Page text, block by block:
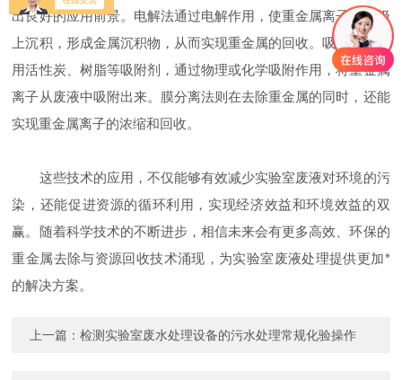
出良好的应用前景。电解法通过电解作用，使重金属离子在电极
上沉积，形成金属沉积物，从而实现重金属的回收。吸附法则利
用活性炭、树脂等吸附剂，通过物理或化学吸附作用，将重金属
离子从废液中吸附出来。膜分离法则在去除重金属的同时，还能
实现重金属离子的浓缩和回收。
这些技术的应用，不仅能够有效减少实验室废液对环境的污
染，还能促进资源的循环利用，实现经济效益和环境效益的双
赢。随着科学技术的不断进步，相信未来会有更多高效、环保的
重金属去除与资源回收技术涌现，为实验室废液处理提供更加*
的解决方案。
上一篇：检测实验室废水处理设备的污水处理常规化验操作